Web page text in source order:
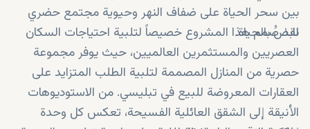
بين سحر الحياة على ضفاف النهر وحيوية مجتمع حضري
نابض بالحياة.
لقد صُمم هذا المشروع خصيصاً لتلبية احتياجات السكان
العصريين والمستثمرين العالميين، حيث يوفر مجموعة
حصرية من المنازل المصممة لتلبية الطلب المتزايد على
العقارات المعروضة للبيع في تبليسي. من الاستوديوهات
الأنيقة إلى الشقق العائلية الفسيحة، تعكس كل وحدة